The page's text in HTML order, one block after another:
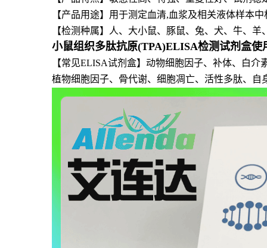
【产品用途】用于测定血清,血浆及相关液体样本
【检测种属】人、大小鼠、豚鼠、兔、犬、牛、
小鼠组织多肽抗原(TPA)ELISA检测试剂盒使
【常见ELISA试剂盒】动物细胞因子、补体、白
植物细胞因子、骨代谢、细胞凋亡、活性多肽、自